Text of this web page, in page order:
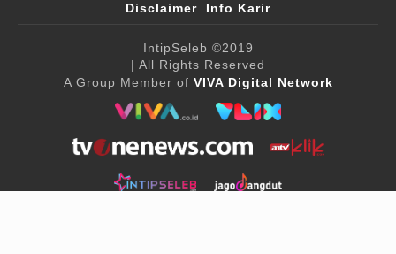
Disclaimer
Info Karir
IntipSeleb ©2019
| All Rights Reserved
A Group Member of VIVA Digital Network